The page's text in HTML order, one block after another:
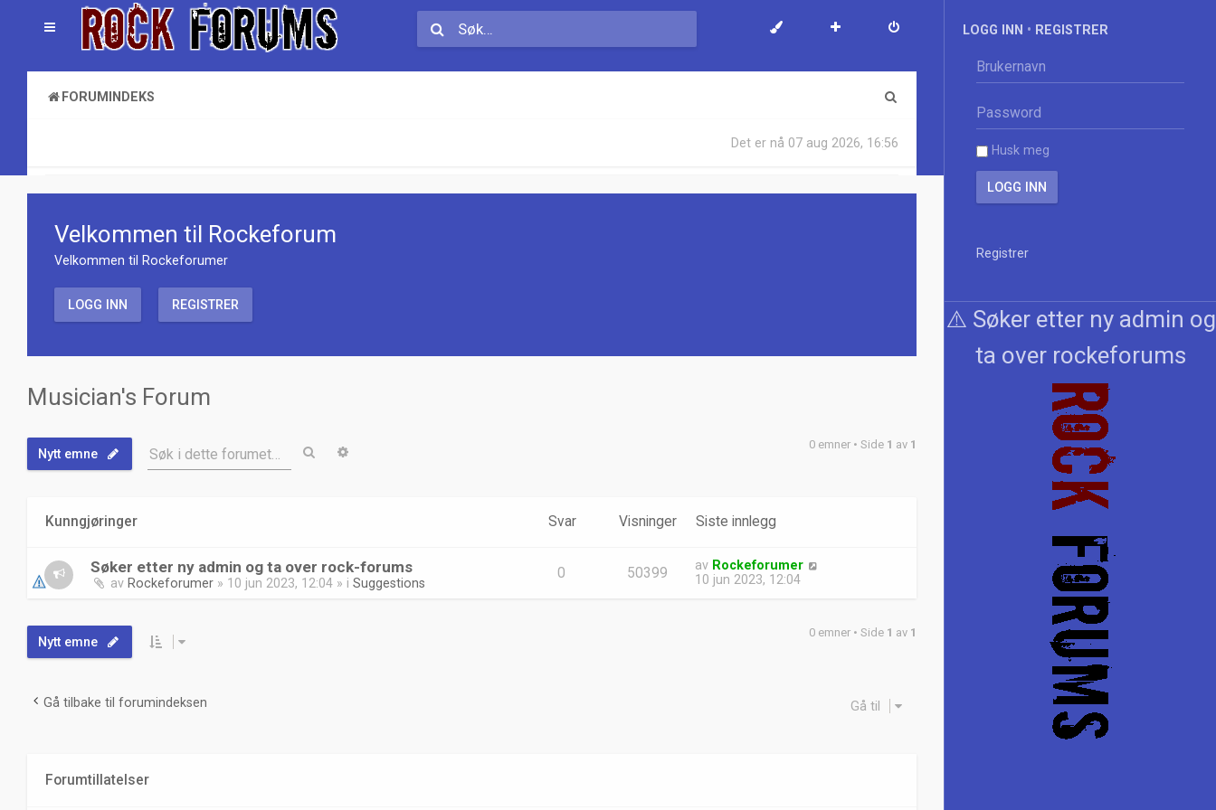
FORUMINDEKS
Det er nå 07 aug 2026, 16:56
Velkommen til Rockeforum
Velkommen til Rockeforumer
LOGG INN REGISTRER
Musician's Forum
Nytt emne Søk i dette forumet… Søk 0 emner • Side 1 av 1
Kunngjøringer Svar Visninger Siste innlegg
Søker etter ny admin og ta over rock-forums
av Rockeforumer » 10 jun 2023, 12:04 » i Suggestions
0 50399 av Rockeforumer
10 jun 2023, 12:04
Nytt emne
0 emner • Side 1 av 1
Gå tilbake til forumindeksen Gå til
Forumtillatelser
LOGG INN • REGISTRER
Husk meg
Registrer
⚠️ Søker etter ny admin og
ta over rockeforums